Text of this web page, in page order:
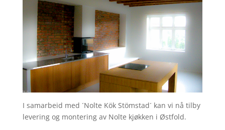
I samarbeid med ´Nolte Kök Stömstad´ kan vi nå tilby
levering og montering av Nolte kjøkken i Østfold.